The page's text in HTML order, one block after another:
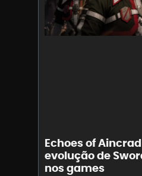
Echoes of
evolução de
nos games